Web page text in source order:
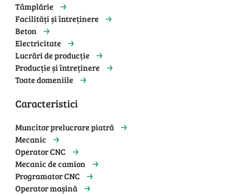
Tâmplărie
Facilități și întreținere
Beton
Electricitate
Lucrări de producție
Producție și întreținere
Toate domeniile
Caracteristici
Muncitor prelucrare piatră
Mecanic
Operator CNC
Mecanic de camion
Programator CNC
Operator mașină